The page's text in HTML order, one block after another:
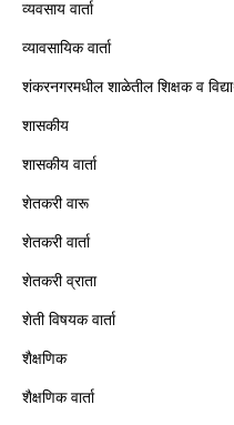
व्यवसाय वार्ता
व्यावसायिक वार्ता
शंकरनगरमधील शाळेतील शिक्षक व
शासकीय
शासकीय वार्ता
शेतकरी वारू
शेतकरी वार्ता
शेतकरी व्राता
शेती विषयक वार्ता
शैक्षणिक
शैक्षणिक वार्ता